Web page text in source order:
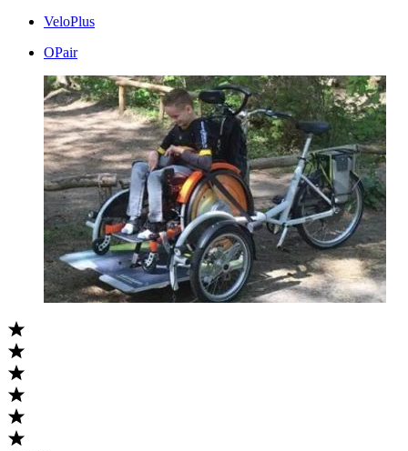
VeloPlus
OPair